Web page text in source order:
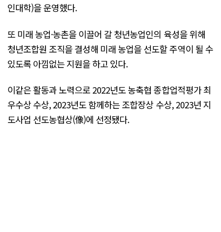
인대학)을 운영했다.
또 미래 농업·농촌을 이끌어 갈 청년농업인의 육성을 위해
청년조합원 조직을 결성해 미래 농업을 선도할 주역이 될 수
있도록 아낌없는 지원을 하고 있다.
이같은 활동과 노력으로 2022년도 농축협 종합업적평가 최
우수상 수상, 2023년도 함께하는 조합장상 수상, 2023년 지
도사업 선도농협상(像)에 선정됐다.